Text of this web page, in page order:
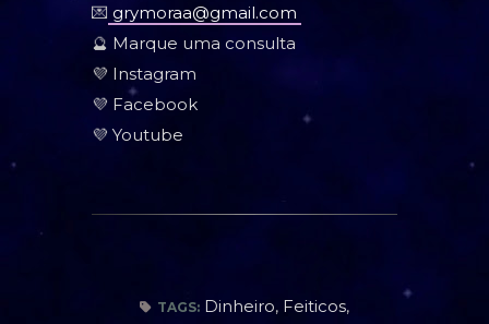
💌 grymoraa@gmail.com
🔮 Marque uma consulta
💜 Instagram
💜 Facebook
💜 Youtube
TAGS: Dinheiro, Feiticos,